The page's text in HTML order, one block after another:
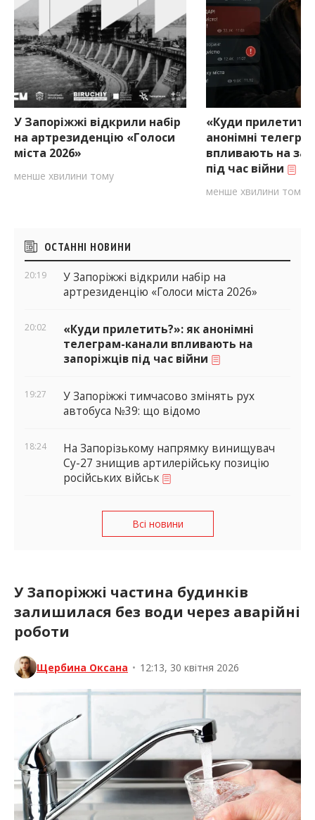
У Запоріжжі відкрили набір
на артрезиденцію «Голоси
міста 2026»
менше хвилини тому
«Куди
анонімні
впливають на
під час війни
менше хвилини тому
Бічні
віджети
ОСТАННІ НОВИНИ
20:19
У Запоріжжі відкрили набір на
артрезиденцію «Голоси міста 2026»
20:02
«Куди прилетить?»: як анонімні
телеграм-канали впливають на
запоріжців під час війни
19:27
У Запоріжжі тимчасово змінять рух
автобуса №39: що відомо
18:24
На Запорізькому напрямку винищувач
Су-27 знищив артилерійську позицію
російських військ
Всі новини
У Запоріжжі частина будинків
залишилася без води через аварійні
роботи
Щербина Оксана • 12:13, 30 квітня 2026